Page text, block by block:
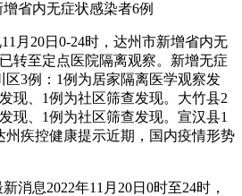
省内无症状感染者6例
月20日0-24时，达州市新增省内无
转至定点医院隔离观察。新增无症
3例：1例为居家隔离医学观察发
现、1例为社区筛查发现。大竹县2
现、1例为社区筛查发现。宣汉县1
州疾控健康提示近期，国内疫情形势
消息2022年11月20日0时至24时，